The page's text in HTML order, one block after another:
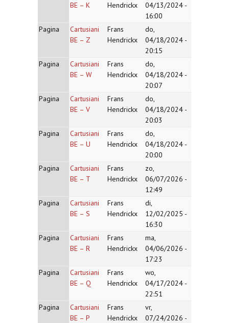
BE – K
Hendrickx
04/13/2024 -
16:00
Pagina
Cartusiani
BE – Z
Frans
Hendrickx
do,
04/18/2024 -
20:15
Pagina
Cartusiani
BE – W
Frans
Hendrickx
do,
04/18/2024 -
20:07
Pagina
Cartusiani
BE – V
Frans
Hendrickx
do,
04/18/2024 -
20:03
Pagina
Cartusiani
BE – U
Frans
Hendrickx
do,
04/18/2024 -
20:00
Pagina
Cartusiani
BE – T
Frans
Hendrickx
zo,
06/07/2026 -
12:49
Pagina
Cartusiani
BE – S
Frans
Hendrickx
di,
12/02/2025 -
16:30
Pagina
Cartusiani
BE – R
Frans
Hendrickx
ma,
04/06/2026 -
17:23
Pagina
Cartusiani
BE – Q
Frans
Hendrickx
wo,
04/17/2024 -
22:51
Pagina
Cartusiani
BE – P
Frans
Hendrickx
vr,
07/24/2026 -